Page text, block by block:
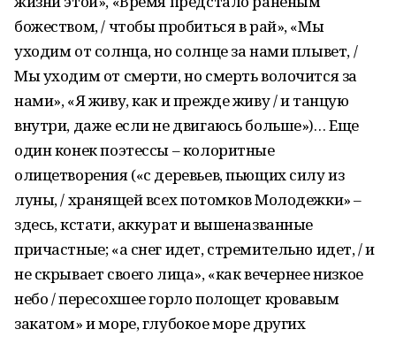
божеством, / чтобы пробиться в рай», «Мы
уходим от солнца, но солнце за нами плывет, /
Мы уходим от смерти, но смерть волочится за
нами», «Я живу, как и прежде живу / и танцую
внутри, даже если не двигаюсь больше»)… Еще
один конек поэтессы – колоритные
олицетворения («с деревьев, пьющих силу из
луны, / хранящей всех потомков Молодежки» –
здесь, кстати, аккурат и вышеназванные
причастные; «а снег идет, стремительно идет, / и
не скрывает своего лица», «как вечернее низкое
небо / пересохшее горло полощет кровавым
закатом» и море, глубокое море других